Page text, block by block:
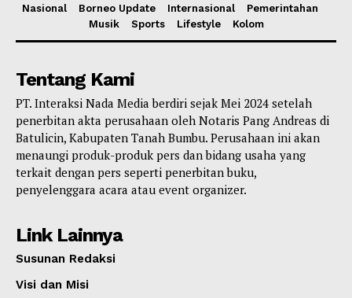
Nasional Borneo Update Internasional
Pemerintahan
Musik
Sports Lifestyle Kolom
Tentang Kami
PT. Interaksi Nada Media berdiri sejak Mei 2024 setelah
penerbitan akta perusahaan oleh Notaris Pang Andreas di
Batulicin, Kabupaten Tanah Bumbu. Perusahaan ini akan
menaungi produk-produk pers dan bidang usaha yang
terkait dengan pers seperti penerbitan buku,
penyelenggara acara atau event organizer.
Link Lainnya
Susunan Redaksi
Visi dan Misi